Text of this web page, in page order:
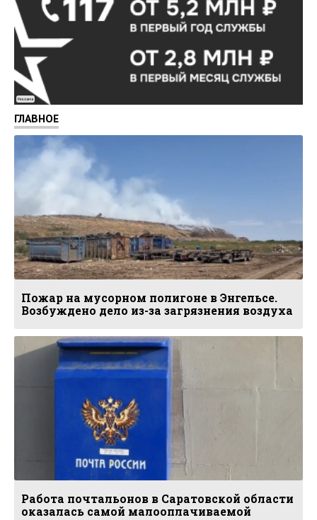
Реклама
ГЛАВНОЕ
Пожар на мусорном полигоне в Энгельсе.
Возбуждено дело из-за загрязнения воздуха
Работа почтальонов в Саратовской области
оказалась самой малооплачиваемой